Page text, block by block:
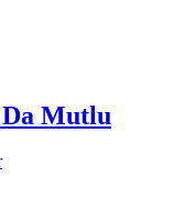
Mutlu